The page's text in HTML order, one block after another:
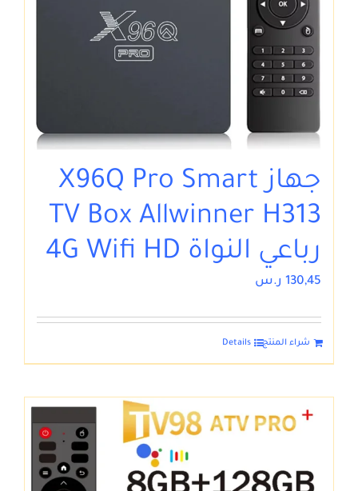
جهاز X96Q Pro Smart
TV Box Allwinner H313
رباعي النواة 4G Wifi HD
130,45 ر.س
شراء المنتج Details